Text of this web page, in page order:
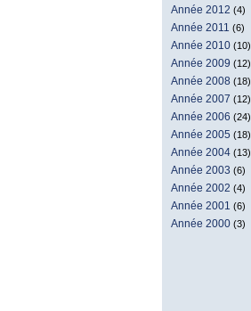
Année 2012 (4)
Année 2011 (6)
Année 2010 (10)
Année 2009 (12)
Année 2008 (18)
Année 2007 (12)
Année 2006 (24)
Année 2005 (18)
Année 2004 (13)
Année 2003 (6)
Année 2002 (4)
Année 2001 (6)
Année 2000 (3)